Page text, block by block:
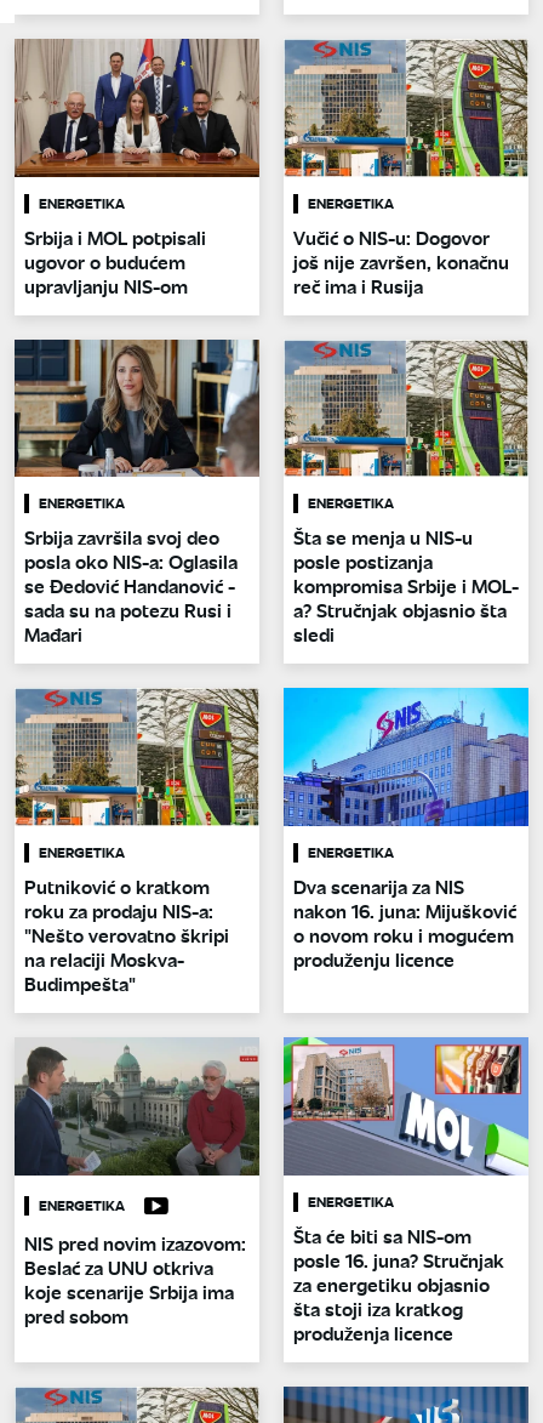
ENERGETIKA
Srbija i MOL potpisali
ugovor o budućem
upravljanju NIS-om
ENERGETIKA
Vučić o NIS-u: Dogovor
još nije završen, konačnu
reč ima i Rusija
ENERGETIKA
Srbija završila svoj deo
posla oko NIS-a: Oglasila
se Đedović Handanović -
sada su na potezu Rusi i
Mađari
ENERGETIKA
Šta se menja u NIS-u
posle postizanja
kompromisa Srbije i MOL-
a? Stručnjak objasnio šta
sledi
ENERGETIKA
Putniković o kratkom
roku za prodaju NIS-a:
"Nešto verovatno škripi
na relaciji Moskva-
Budimpešta"
ENERGETIKA
Dva scenarija za NIS
nakon 16. juna: Mijušković
o novom roku i mogućem
produženju licence
ENERGETIKA
NIS pred novim izazovom:
Beslać za UNU otkriva
koje scenarije Srbija ima
pred sobom
ENERGETIKA
Šta će biti sa NIS-om
posle 16. juna? Stručnjak
za energetiku objasnio
šta stoji iza kratkog
produženja licence